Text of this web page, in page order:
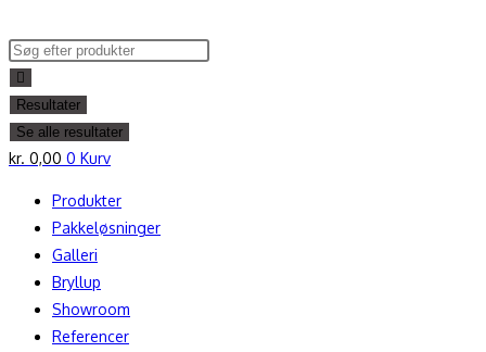
to
content
Search
...
Resultater
Se alle resultater
kr. 0,00 0 Kurv
Produkter
Pakkeløsninger
Galleri
Bryllup
Showroom
Referencer